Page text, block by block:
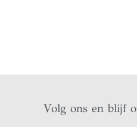
Volg ons en blijf